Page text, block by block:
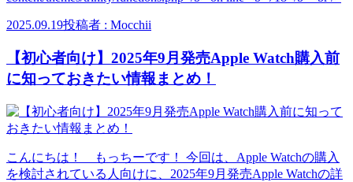
2025.09.19投稿者 : Mocchii
【初心者向け】2025年9月発売Apple Watch購入前
に知っておきたい情報まとめ！
こんにちは！ もっちーです！ 今回は、Apple Watchの購入
を検討されている人向けに、2025年9月発売Apple Watchの詳